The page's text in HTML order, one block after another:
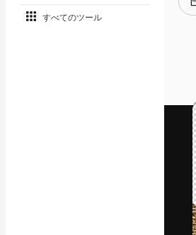
すべてのツール
動